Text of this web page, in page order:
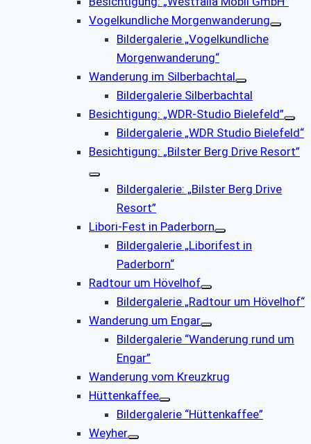
Vogelkundliche Morgenwanderung
Bildergalerie „Vogelkundliche
Morgenwanderung“
Wanderung im Silberbachtal
Bildergalerie Silberbachtal
Besichtigung: „WDR-Studio Bielefeld”
Bildergalerie „WDR Studio Bielefeld“
Besichtigung: „Bilster Berg Drive Resort”
Bildergalerie: „Bilster Berg Drive
Resort”
Libori-Fest in Paderborn
Bildergalerie „Liborifest in
Paderborn“
Radtour um Hövelhof
Bildergalerie „Radtour um Hövelhof“
Wanderung um Engar
Bildergalerie “Wanderung rund um
Engar”
Wanderung vom Kreuzkrug
Hüttenkaffee
Bildergalerie “Hüttenkaffee”
Weyher